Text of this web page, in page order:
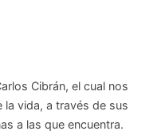
Cibrán, el cual nos
vida, a través de sus
a las que encuentra.